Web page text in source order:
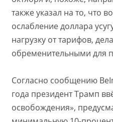
также указал на то, что
ослабление доллара
нагрузку от тарифов,
обременительными для
Согласно сообщению
года президент Трамп
освобождения»,